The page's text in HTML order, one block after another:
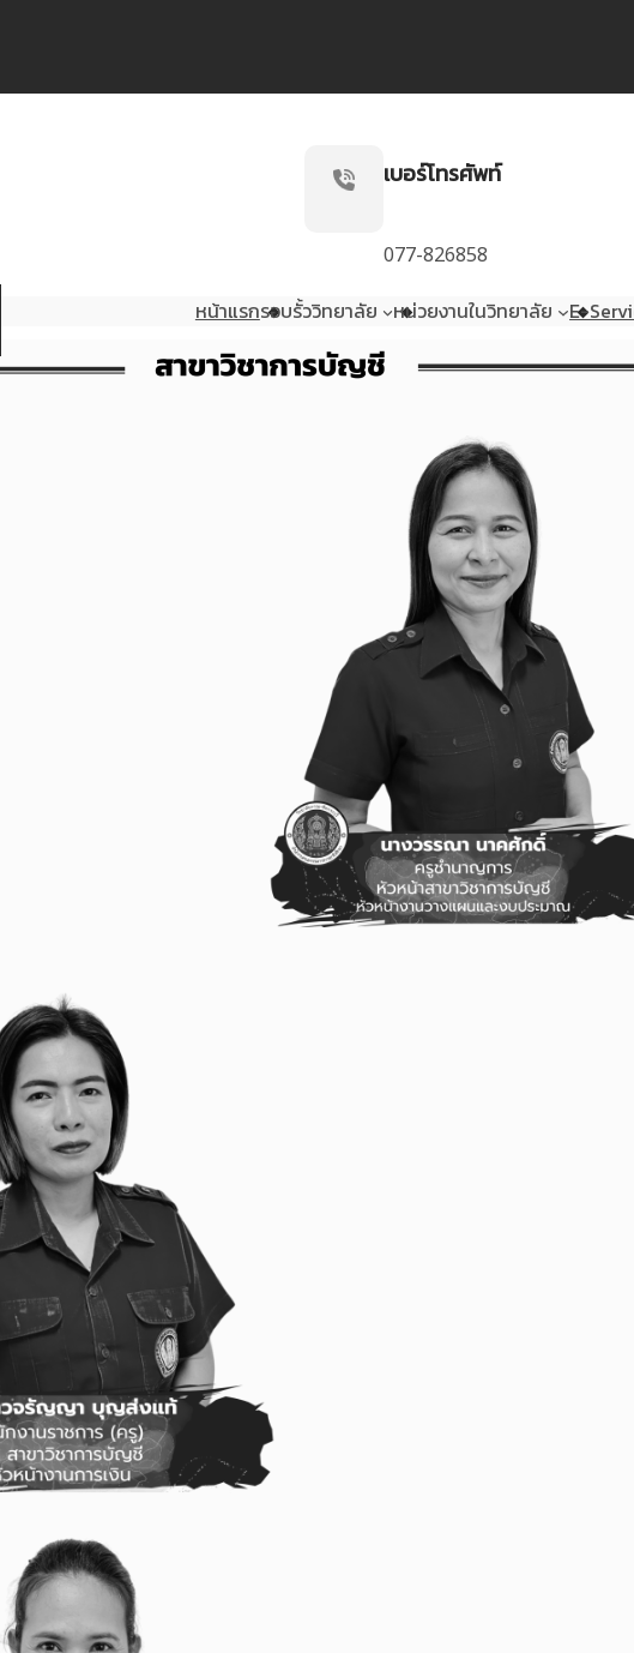
เบอร์โทรศัพท์
077-826858
หน้าแรกรอบรั้ววิทยาลัย หน่วยงานในวิทยาลัย E-